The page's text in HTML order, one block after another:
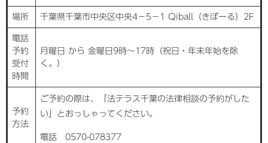
場所 千葉県千葉市中央区中央4－5－1 Qiball（きぼーる）2F
電話
予約
受付
時間
月曜日 から 金曜日9時〜17時（祝日・年末年始を除
く。）
予約
方法
ご予約の際は、「法テラス千葉の法律相談の予約がした
い」とおっしゃってください。
電話 0570-078377